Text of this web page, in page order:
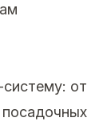
от
посадочных